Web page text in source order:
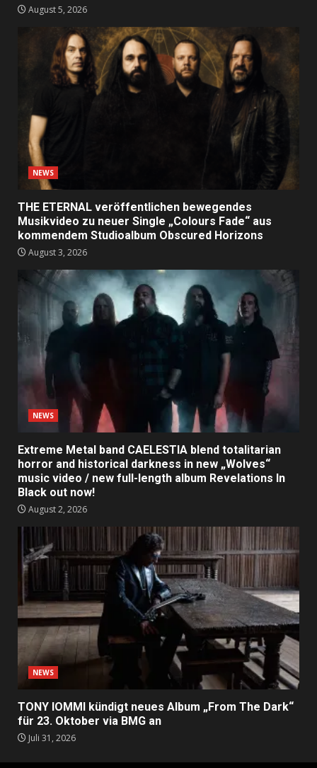
August 5, 2026
NEWS
THE ETERNAL veröffentlichen bewegendes
Musikvideo zu neuer Single „Colours Fade“ aus
kommendem Studioalbum Obscured Horizons
August 3, 2026
NEWS
Extreme Metal band CAELESTIA blend totalitarian
horror and historical darkness in new „Wolves“
music video / new full-length album Revelations In
Black out now!
August 2, 2026
NEWS
TONY IOMMI kündigt neues Album „From The Dark“
für 23. Oktober via BMG an
Juli 31, 2026